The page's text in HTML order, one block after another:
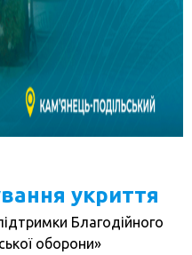
укриття
Благодійного
оборони»